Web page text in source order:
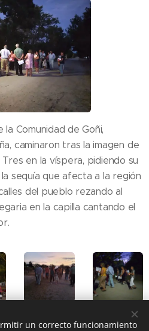
Comunidad de Goñi,
caminaron tras la imagen de
en la víspera, pidiendo su
sequía que afecta a la región
del pueblo rezando al
en la capilla cantando el
un correcto funcionamiento